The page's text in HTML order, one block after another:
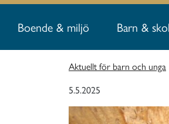
Boende & miljö Barn &
Aktuellt för barn och unga
5.5.2025